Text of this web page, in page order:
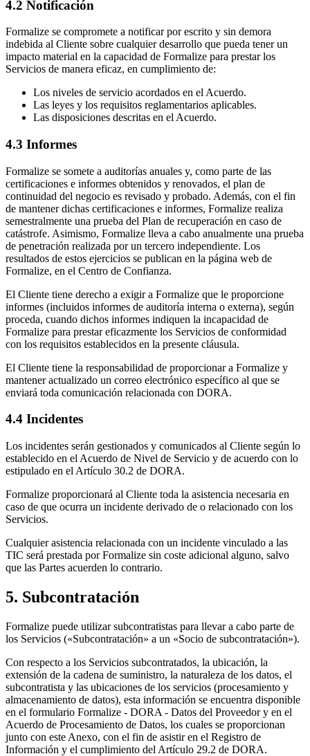
4.2 Notificación
Formalize se compromete a notificar por escrito y sin demora
indebida al Cliente sobre cualquier desarrollo que pueda tener un
impacto material en la capacidad de Formalize para prestar los
Servicios de manera eficaz, en cumplimiento de:
Los niveles de servicio acordados en el Acuerdo.
Las leyes y los requisitos reglamentarios aplicables.
Las disposiciones descritas en el Acuerdo.
4.3 Informes
Formalize se somete a auditorías anuales y, como parte de las
certificaciones e informes obtenidos y renovados, el plan de
continuidad del negocio es revisado y probado. Además, con el fin
de mantener dichas certificaciones e informes, Formalize realiza
semestralmente una prueba del Plan de recuperación en caso de
catástrofe. Asimismo, Formalize lleva a cabo anualmente una prueba
de penetración realizada por un tercero independiente. Los
resultados de estos ejercicios se publican en la página web de
Formalize, en el Centro de Confianza.
El Cliente tiene derecho a exigir a Formalize que le proporcione
informes (incluidos informes de auditoría interna o externa), según
proceda, cuando dichos informes indiquen la incapacidad de
Formalize para prestar eficazmente los Servicios de conformidad
con los requisitos establecidos en la presente cláusula.
El Cliente tiene la responsabilidad de proporcionar a Formalize y
mantener actualizado un correo electrónico específico al que se
enviará toda comunicación relacionada con DORA.
4.4 Incidentes
Los incidentes serán gestionados y comunicados al Cliente según lo
establecido en el Acuerdo de Nivel de Servicio y de acuerdo con lo
estipulado en el Artículo 30.2 de DORA.
Formalize proporcionará al Cliente toda la asistencia necesaria en
caso de que ocurra un incidente derivado de o relacionado con los
Servicios.
Cualquier asistencia relacionada con un incidente vinculado a las
TIC será prestada por Formalize sin coste adicional alguno, salvo
que las Partes acuerden lo contrario.
5. Subcontratación
Formalize puede utilizar subcontratistas para llevar a cabo parte de
los Servicios («Subcontratación» a un «Socio de subcontratación»).
Con respecto a los Servicios subcontratados, la ubicación, la
extensión de la cadena de suministro, la naturaleza de los datos, el
subcontratista y las ubicaciones de los servicios (procesamiento y
almacenamiento de datos), esta información se encuentra disponible
en el formulario Formalize - DORA - Datos del Proveedor y en el
Acuerdo de Procesamiento de Datos, los cuales se proporcionan
junto con este Anexo, con el fin de asistir en el Registro de
Información y el cumplimiento del Artículo 29.2 de DORA.